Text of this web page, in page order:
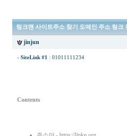
링크맨 사이트주소 찾기 도메인 주소 링크
jinjun
- SiteLink #1 : 01011111234
Contents